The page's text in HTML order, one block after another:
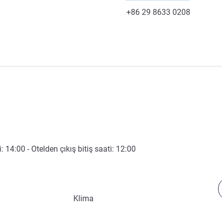
Faks
+86 29 8633 0208
14:00 - Otelden çıkış bitiş saati: 12:00
Klima